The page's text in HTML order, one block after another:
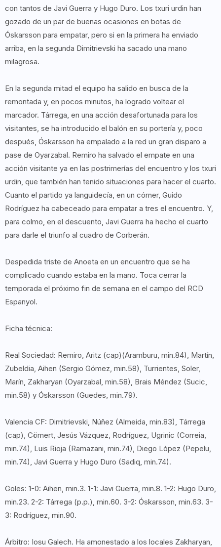
con tantos de Javi Guerra y Hugo Duro. Los txuri urdin han
gozado de un par de buenas ocasiones en botas de
Óskarsson para empatar, pero si en la primera ha enviado
arriba, en la segunda Dimitrievski ha sacado una mano
milagrosa.
En la segunda mitad el equipo ha salido en busca de la
remontada y, en pocos minutos, ha logrado voltear el
marcador. Tárrega, en una acción desafortunada para los
visitantes, se ha introducido el balón en su portería y, poco
después, Óskarsson ha empalado a la red un gran disparo a
pase de Oyarzabal. Remiro ha salvado el empate en una
acción visitante ya en las postrimerías del encuentro y los txuri
urdin, que también han tenido situaciones para hacer el cuarto.
Cuanto el partido ya languidecía, en un córner, Guido
Rodríguez ha cabeceado para empatar a tres el encuentro. Y,
para colmo, en el descuento, Javi Guerra ha hecho el cuarto
para darle el triunfo al cuadro de Corberán.
Despedida triste de Anoeta en un encuentro que se ha
complicado cuando estaba en la mano. Toca cerrar la
temporada el próximo fin de semana en el campo del RCD
Espanyol.
Ficha técnica:
Real Sociedad: Remiro, Aritz (cap)(Aramburu, min.84), Martín,
Zubeldia, Aihen (Sergio Gómez, min.58), Turrientes, Soler,
Marín, Zakharyan (Oyarzabal, min.58), Brais Méndez (Sucic,
min.58) y Óskarsson (Guedes, min.79).
Valencia CF: Dimitrievski, Núñez (Almeida, min.83), Tárrega
(cap), Cömert, Jesús Vázquez, Rodríguez, Ugrinic (Correia,
min.74), Luis Rioja (Ramazani, min.74), Diego López (Pepelu,
min.74), Javi Guerra y Hugo Duro (Sadiq, min.74).
Goles: 1-0: Aihen, min.3. 1-1: Javi Guerra, min.8. 1-2: Hugo Duro,
min.23. 2-2: Tárrega (p.p.), min.60. 3-2: Óskarsson, min.63. 3-
3: Rodríguez, min.90.
Árbitro: Iosu Galech. Ha amonestado a los locales Zakharyan,